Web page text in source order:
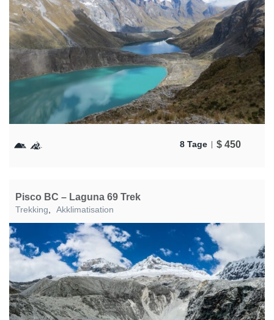
8 Tage $ 450
Pisco BC – Laguna 69 Trek
Trekking Akklimatisation